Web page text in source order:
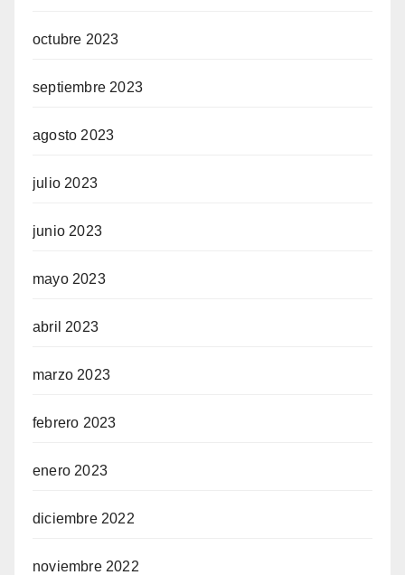
octubre 2023
septiembre 2023
agosto 2023
julio 2023
junio 2023
mayo 2023
abril 2023
marzo 2023
febrero 2023
enero 2023
diciembre 2022
noviembre 2022